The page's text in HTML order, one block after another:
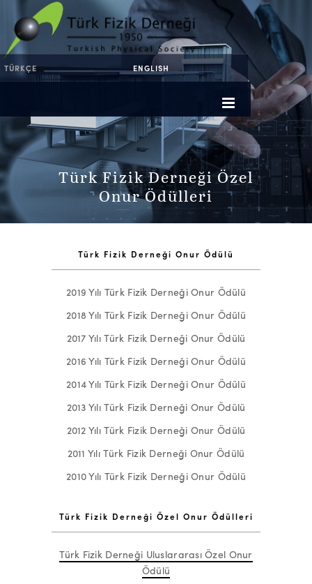
ENGLISH
TÜRKÇE
Türk Fizik Derneği Özel
Onur Ödülleri
Türk Fizik Derneği Onur Ödülü
2019 Yılı Türk Fizik Derneği Onur Ödülü
2018 Yılı Türk Fizik Derneği Onur Ödülü
2017 Yılı Türk Fizik Derneği Onur Ödülü
2016 Yılı Türk Fizik Derneği Onur Ödülü
2014 Yılı Türk Fizik Derneği Onur Ödülü
2013 Yılı Türk Fizik Derneği Onur Ödülü
2012 Yılı Türk Fizik Derneği Onur Ödülü
2011 Yılı Türk Fizik Derneği Onur Ödülü
2010 Yılı Türk Fizik Derneği Onur Ödülü
Türk Fizik Derneği Özel Onur Ödülleri
Türk Fizik Derneği Uluslararası Özel Onur
Ödülü